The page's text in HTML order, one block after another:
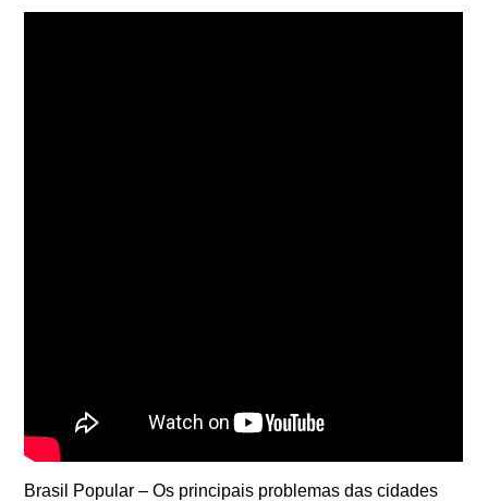
Brasil Popular – Os principais problemas das cidades